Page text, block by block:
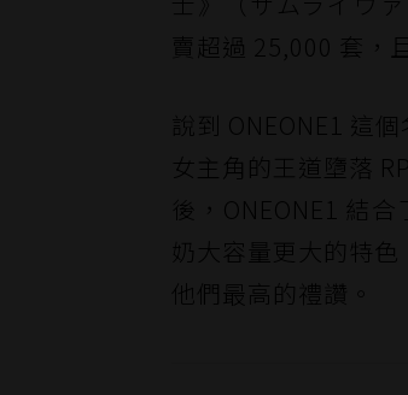
賣超過 25,000 套，
說到 ONEONE1 這
女主角的王道墮落
後，ONEONE1 結
奶大容量更大的特
他們最高的禮讚。